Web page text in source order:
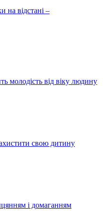
на відстані –
молодість від віку людину
свою дитину
і домаганням